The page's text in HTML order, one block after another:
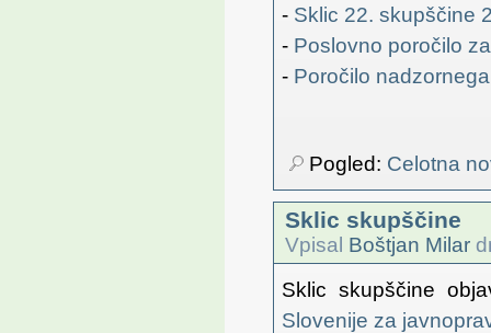
- Sklic 22. skupščine
- Poslovno poročilo
- Poročilo
Pogled: Celotna
Sklic skupščine
Vpisal Boštjan Milar
Sklic skupščine
Slovenije za